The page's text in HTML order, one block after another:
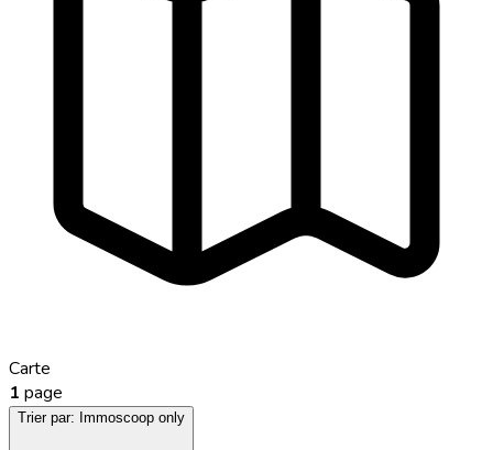
Carte
1 page
Trier par: Immoscoop only